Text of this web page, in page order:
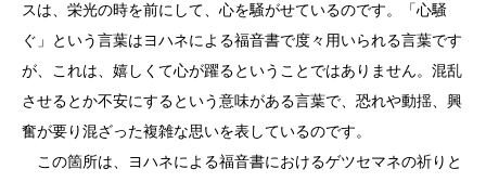
スは、栄光の時を前にして、心を騒がせているのです。「心騒
ぐ」という言葉はヨハネによる福音書で度々用いられる言葉です
が、これは、嬉しくて心が躍るということではありません。混乱
させるとか不安にするという意味がある言葉で、恐れや動揺、興
奮が要り混ざった複雑な思いを表しているのです。
この箇所は、ヨハネによる福音書におけるゲツセマネの祈りと